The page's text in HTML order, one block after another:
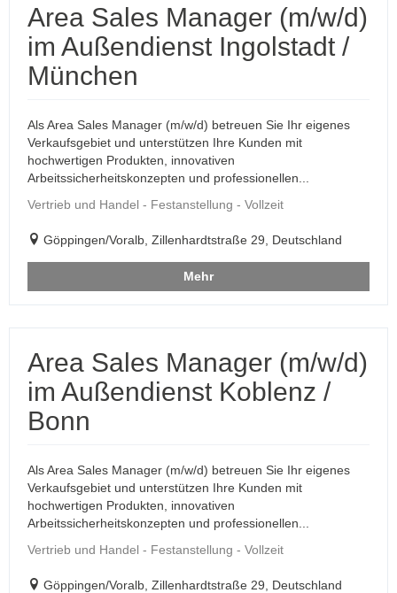
Area Sales Manager (m/w/d)
im Außendienst Ingolstadt /
München
Als Area Sales Manager (m/w/d) betreuen Sie Ihr eigenes
Verkaufsgebiet und unterstützen Ihre Kunden mit
hochwertigen Produkten, innovativen
Arbeitssicherheitskonzepten und professionellen...
Vertrieb und Handel - Festanstellung - Vollzeit
Göppingen/Voralb, Zillenhardtstraße 29, Deutschland
Mehr
Area Sales Manager (m/w/d)
im Außendienst Koblenz /
Bonn
Als Area Sales Manager (m/w/d) betreuen Sie Ihr eigenes
Verkaufsgebiet und unterstützen Ihre Kunden mit
hochwertigen Produkten, innovativen
Arbeitssicherheitskonzepten und professionellen...
Vertrieb und Handel - Festanstellung - Vollzeit
Göppingen/Voralb, Zillenhardtstraße 29, Deutschland